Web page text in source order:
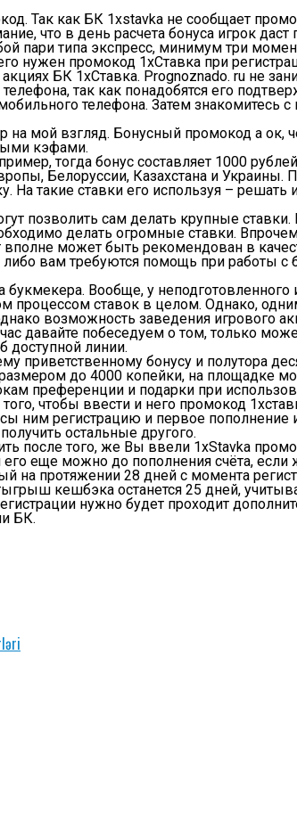
Так как БК 1xstavka не сообщает
что в день расчета бонуса игрок
типа экспресс, минимум три
нужен промокод 1хСтавка при
БК 1xСтавка. Prognoznado. ru не
так как понадобятся его
телефона. Затем знакомитесь с
мой взгляд. Бонусный промокод а ок,
кэфами.
тогда бонус составляет 1000
Белоруссии, Казахстана и Украины.
такие ставки его используя – решать
позволить сам делать крупные
делать огромные ставки.
может быть рекомендован в
вам требуются помощь при работы
Вообще, у
процессом ставок в целом. Однако,
возможность заведения игрового
давайте побеседуем о том, только
доступной линии.
приветственному бонусу и полутора
до 4000 копейки, на площадке
преференции и подарки при
чтобы ввести и него промокод
регистрацию и первое пополнение
остальные другого.
после того, же Вы ввели 1xStavka
еще можно до пополнения счёта,
на протяжении 28 дней с момента
кешбэка останется 25 дней,
нужно будет проходит
БК.